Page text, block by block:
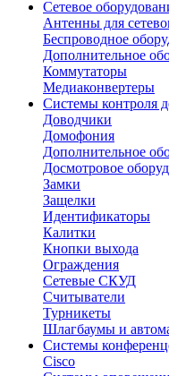
Сетевое
Антенны для
Беспроводное
Дополнительное
Коммутаторы
Медиаконвертеры
Системы контроля
Доводчики
Домофония
Дополнительное
Досмотровое
Замки
Защелки
Идентификаторы
Калитки
Кнопки выхода
Ограждения
Сетевые СКУД
Считыватели
Турникеты
Шлагбаумы и
Системы
Cisco